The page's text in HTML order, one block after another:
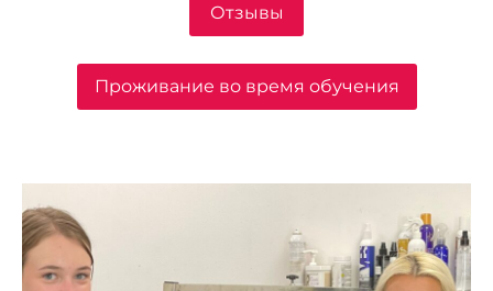
Отзывы
Проживание во время обучения